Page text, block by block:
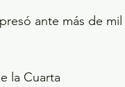
ante más de mil
la Cuarta